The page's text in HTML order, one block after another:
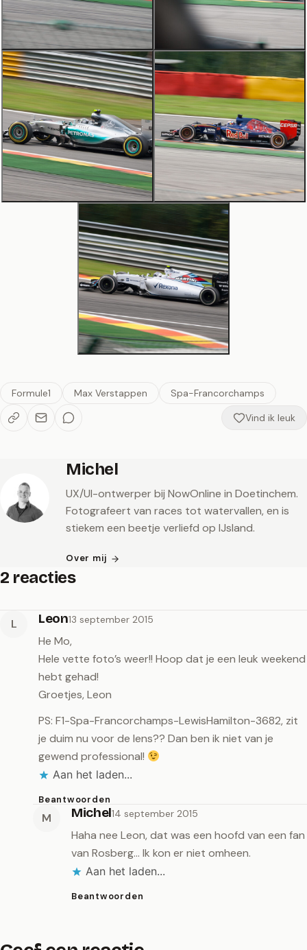
Formule1 Max Verstappen
Spa-Francorchamps
Vind ik leuk
Michel
UX/UI-ontwerper bij NowOnline in Doetinchem.
Fotografeert van races tot watervallen, en is
stiekem een beetje verliefd op IJsland.
Over mij
2 reacties
L Leon13 september 2015
He Mo,
Hele vette foto’s weer!! Hoop dat je een leuk weekend
hebt gehad!
Groetjes, Leon
PS: F1-Spa-Francorchamps-LewisHamilton-3682, zit
je duim nu voor de lens?? Dan ben ik niet van je
gewend professional!
Aan het laden...
Beantwoorden
M Michel14 september 2015
Haha nee Leon, dat was een hoofd van een fan
van Rosberg… Ik kon er niet omheen.
Aan het laden...
Beantwoorden